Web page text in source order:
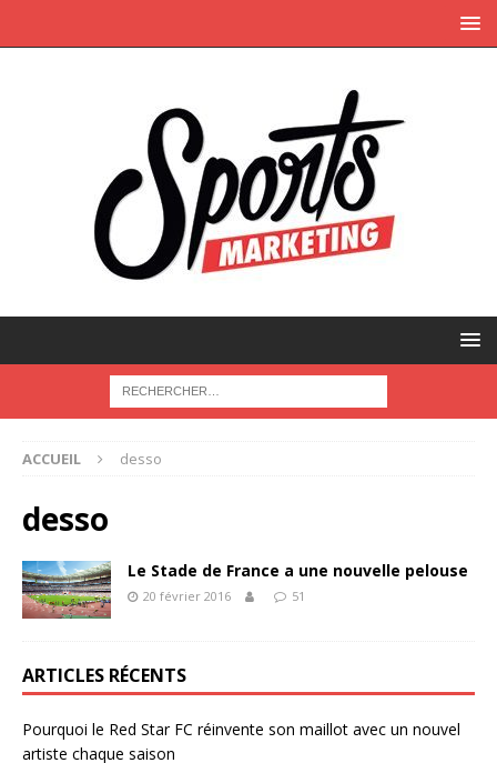
ACCUEIL desso
desso
Le Stade de France a une nouvelle pelouse
20 février 2016 51
ARTICLES RÉCENTS
Pourquoi le Red Star FC réinvente son maillot avec un nouvel
artiste chaque saison